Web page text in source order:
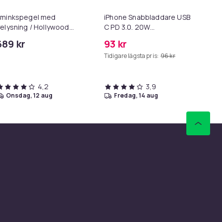
med
/ Hollywood
kr
4,2
onsdag, 12 aug
iPhone Snabbladdare USB-
C PD 3.0. 20W
93 kr
Tidigare lägsta pris: 96 kr
3,9
fredag, 14 aug